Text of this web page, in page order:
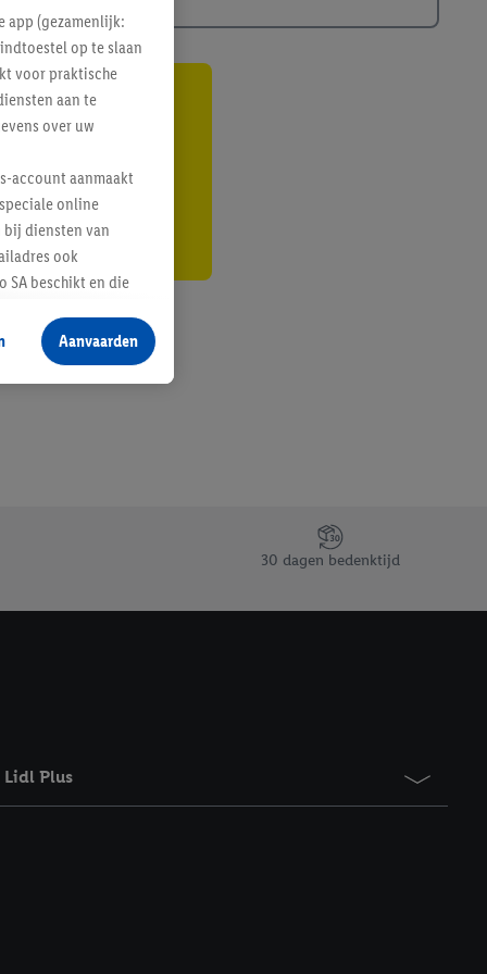
30 dagen bedenktijd
Lidl Plus
app (gezamenlijk:
op te slaan
voor praktische
aan te
over uw
account aanmaakt
online
diensten van
ook
SA beschikt en die
producten waarin
maar het
als er met behulp
Aanvaarden